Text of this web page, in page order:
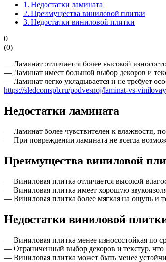
1. Недостатки ламината
2. Преимущества виниловой плитки
3. Недостатки виниловой плитки
0
(0)
— Ламинат отличается более высокой
— Ламинат имеет большой выбор декоров и
— Ламинат легко укладывается и не требует
https://sledcomspb.ru/podvesnoj/laminat-vs-
Недостатки ламината
— Ламинат более чувствителен к влажности,
— При повреждении ламината не всегда
Преимущества виниловой
— Виниловая плитка отличается высокой
— Виниловая плитка имеет хорошую
— Виниловая плитка более мягкая на ощупь и
Недостатки виниловой
— Виниловая плитка менее износостойкая по
— Ограниченный выбор декоров и текстур, что
— Виниловая плитка может быть менее